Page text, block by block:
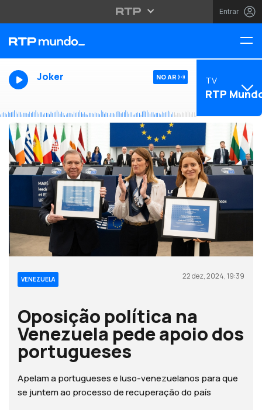
Entrar
Joker NO AR TV
RTP
VENEZUELA 22 dez, 2024, 19:39
Oposição política na
Venezuela pede apoio dos
portugueses
Apelam a portugueses e luso-venezuelanos para que
se juntem ao processo de recuperação do país